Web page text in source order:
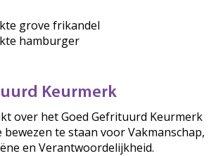
grove frikandel
hamburger
Keurmerk
over het Goed Gefrituurd Keurmerk
te staan voor Vakmanschap,
en Verantwoordelijkheid.